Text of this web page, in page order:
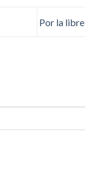
Por la